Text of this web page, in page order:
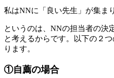
私はNNに「良い先生」が集ま
というのは、NNの担当者の決
と考えるからです。以下の２
ります。
①自薦の場合